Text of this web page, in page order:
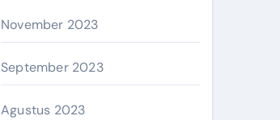
November 2023
September 2023
Agustus 2023